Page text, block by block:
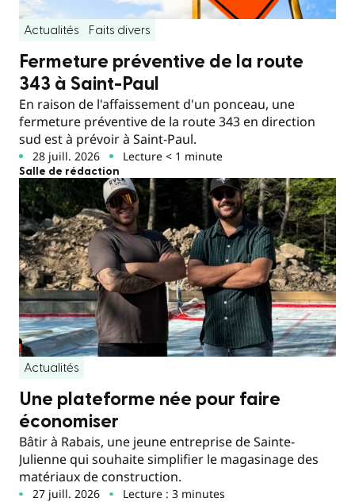
Actualités Faits divers
Fermeture préventive de la route
343 à Saint-Paul
En raison de l'affaissement d'un ponceau, une
fermeture préventive de la route 343 en direction
sud est à prévoir à Saint-Paul.
28 juill. 2026 Lecture < 1 minute
Salle de rédaction
Actualités
Une plateforme née pour faire
économiser
Bâtir à Rabais, une jeune entreprise de Sainte-
Julienne qui souhaite simplifier le magasinage des
matériaux de construction.
27 juill. 2026 Lecture : 3 minutes